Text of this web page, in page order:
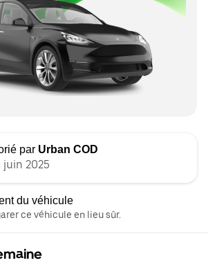
par Urban COD
juin 2025
du véhicule
ce véhicule en lieu sûr.